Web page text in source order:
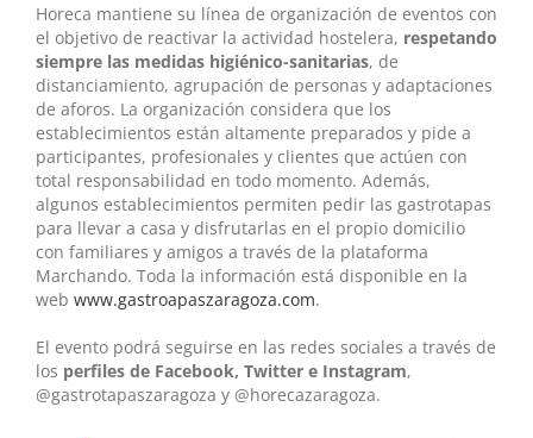
Horeca mantiene su línea de organización de eventos con
el objetivo de reactivar la actividad hostelera, respetando
siempre las medidas higiénico-sanitarias, de
distanciamiento, agrupación de personas y adaptaciones
de aforos. La organización considera que los
establecimientos están altamente preparados y pide a
participantes, profesionales y clientes que actúen con
total responsabilidad en todo momento. Además,
algunos establecimientos permiten pedir las gastrotapas
para llevar a casa y disfrutarlas en el propio domicilio
con familiares y amigos a través de la plataforma
Marchando. Toda la información está disponible en la
web www.gastroapaszaragoza.com.
El evento podrá seguirse en las redes sociales a través de
los perfiles de Facebook, Twitter e Instagram,
@gastrotapaszaragoza y @horecazaragoza.